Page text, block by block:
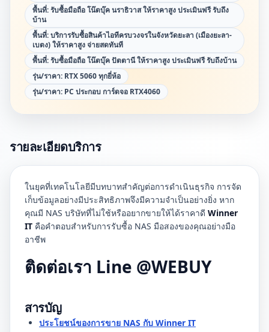
พื้นที่:รับซื้อมือถือ โน๊ตบุ๊ค นราธิวาส ให้ราคาสูง ประเมินฟรี รับถึง
บ้าน
พื้นที่:บริการรับซื้อสินค้าไอทีครบวงจรในจังหวัดยะลา (เมืองยะลา-
เบตง) ให้ราคาสูง จ่ายสดทันที
พื้นที่:รับซื้อมือถือ โน๊ตบุ๊ค ปัตตานี ให้ราคาสูง ประเมินฟรี รับถึงบ้าน
รุ่น/ราคา: RTX 5060 ทุกยี่ห้อ
รุ่น/ราคา: PC ประกอบ การ์ดจอ RTX4060
รายละเอียดบริการ
ในยุคที่เทคโนโลยีมีบทบาทสำคัญต่อการดำเนินธุรกิจ การจัด
เก็บข้อมูลอย่างมีประสิทธิภาพจึงมีความจำเป็นอย่างยิ่ง หาก
คุณมี NAS บริษัทที่ไม่ใช้หรืออยากขายให้ได้ราคาดี Winner
IT คือคำตอบสำหรับการรับซื้อ NAS มือสองของคุณอย่างมือ
อาชีพ
ติดต่อเรา Line @WEBUY
สารบัญ
ประโยชน์ของการขาย NAS กับ Winner IT